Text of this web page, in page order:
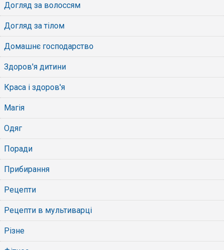
Догляд за волоссям
Догляд за тілом
Домашнє господарство
Здоров'я дитини
Краса і здоров'я
Магія
Одяг
Поради
Прибирання
Рецепти
Рецепти в мультиварці
Різне